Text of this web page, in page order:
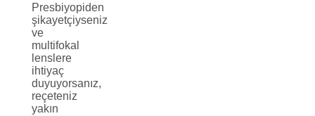
Presbiyopiden
şikayetçiyseniz
ve
multifokal
lenslere
ihtiyaç
duyuyorsanız,
reçeteniz
yakın